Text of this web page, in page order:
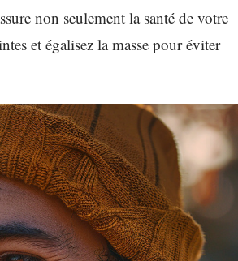
non seulement la santé de votre
et égalisez la masse pour éviter